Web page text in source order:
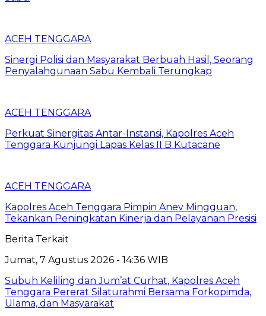
ACEH TENGGARA
Sinergi Polisi dan Masyarakat Berbuah Hasil, Seorang
Penyalahgunaan Sabu Kembali Terungkap
ACEH TENGGARA
Perkuat Sinergitas Antar-Instansi, Kapolres Aceh
Tenggara Kunjungi Lapas Kelas II B Kutacane
ACEH TENGGARA
Kapolres Aceh Tenggara Pimpin Anev Mingguan,
Tekankan Peningkatan Kinerja dan Pelayanan Presisi
Berita Terkait
Jumat, 7 Agustus 2026 - 14:36 WIB
Subuh Keliling dan Jum’at Curhat, Kapolres Aceh
Tenggara Pererat Silaturahmi Bersama Forkopimda,
Ulama, dan Masyarakat